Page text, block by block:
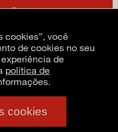
arts & culture
cookies”, você
de cookies no seu
de
política de
cookies